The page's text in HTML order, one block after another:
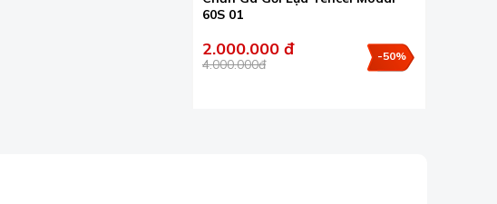
60S 01
2.000.000 đ
4.000.000đ
-50%